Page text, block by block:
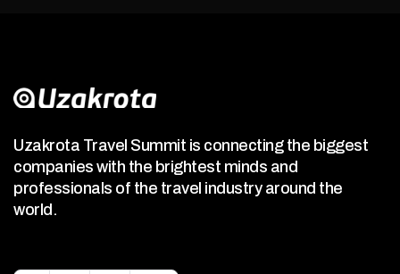
Uzakrota Travel Summit is connecting the biggest
companies with the brightest minds and
professionals of the travel industry around the
world.